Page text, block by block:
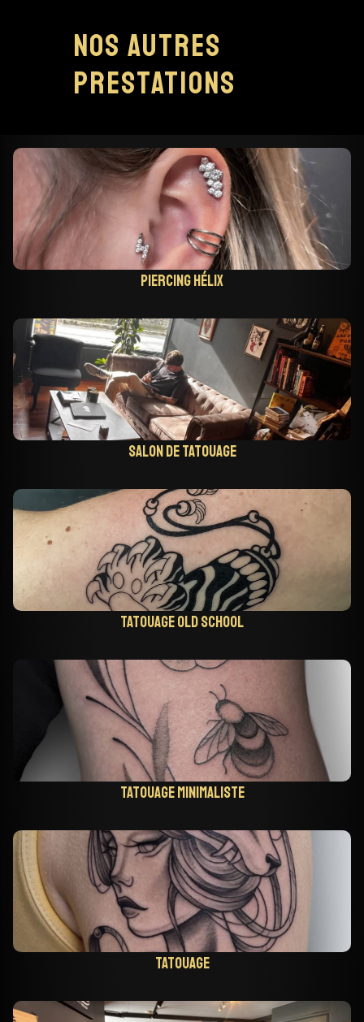
Nos autres
prestations
Piercing hélix
Salon de tatouage
Tatouage old school
Tatouage minimaliste
Tatouage